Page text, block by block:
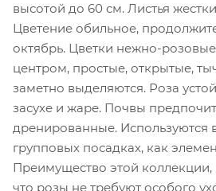
высотой до 60 см. Листья
Цветение обильное,
октябрь. Цветки нежно-
центром, простые, открытые,
заметно выделяются. Роза
засухе и жаре. Почвы
дренированные. Используются
групповых посадках, как
Преимущество этой коллекции,
что розы не требуют особого